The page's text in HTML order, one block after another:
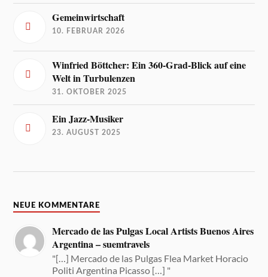
Gemeinwirtschaft
10. FEBRUAR 2026
Winfried Böttcher: Ein 360-Grad-Blick auf eine
Welt in Turbulenzen
31. OKTOBER 2025
Ein Jazz-Musiker
23. AUGUST 2025
NEUE KOMMENTARE
Mercado de las Pulgas Local Artists Buenos Aires
Argentina – suemtravels
"[…] Mercado de las Pulgas Flea Market Horacio
Politi Argentina Picasso […] "